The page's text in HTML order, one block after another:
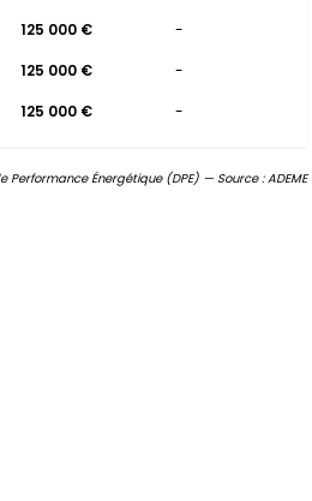
125 000 €
-
125 000 €
-
125 000 € -
Énergétique (DPE) — Source : ADEME